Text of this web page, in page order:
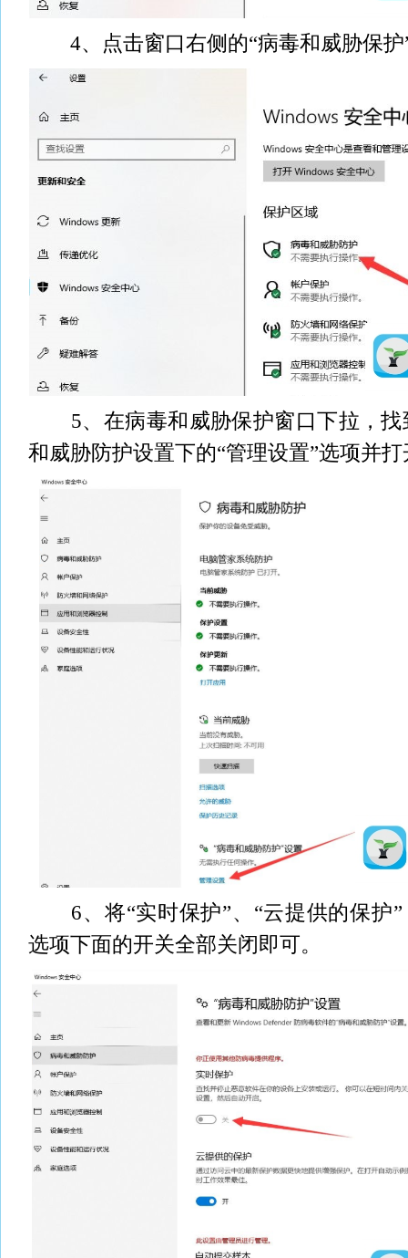
4、点击窗口右侧的“病毒和威胁保护
5、在病毒和威胁保护窗口下拉，找
和威胁防护设置下的“管理设置”选项并打
6、将“实时保护”、“云提供的保护”
选项下面的开关全部关闭即可。